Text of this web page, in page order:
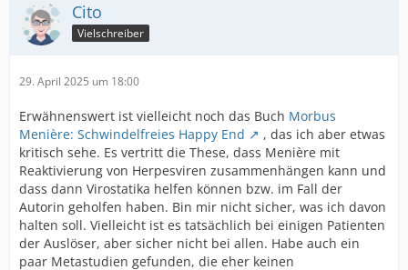
Cito
Vielschreiber
29. April 2025 um 18:00
Erwähnenswert ist vielleicht noch das Buch Morbus
Menière: Schwindelfreies Happy End
, das ich aber etwas
kritisch sehe. Es vertritt die These, dass Menière mit
Reaktivierung von Herpesviren zusammenhängen kann und
dass dann Virostatika helfen können bzw. im Fall der
Autorin geholfen haben. Bin mir nicht sicher, was ich davon
halten soll. Vielleicht ist es tatsächlich bei einigen Patienten
der Auslöser, aber sicher nicht bei allen. Habe auch ein
paar Metastudien gefunden, die eher keinen